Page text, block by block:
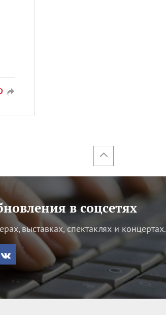
в соцсетях
выставках, спектаклях и концертах.